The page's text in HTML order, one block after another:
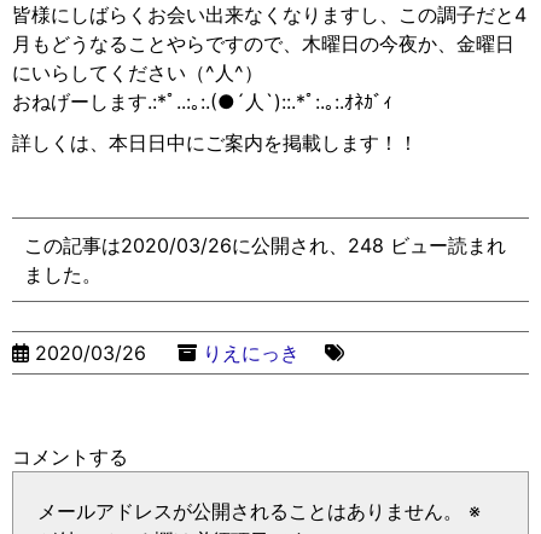
皆様にしばらくお会い出来なくなりますし、この調子だと4
月もどうなることやらですので、木曜日の今夜か、金曜日
にいらしてください（^人^）
おねげーします.:*ﾟ..:｡:.(●︎´人`)::.*ﾟ:.｡:.ｵﾈｶﾞｨ
詳しくは、本日日中にご案内を掲載します！！
この記事は2020/03/26に公開され、248 ビュー読まれ
ました。
2020/03/26 りえにっき
コメントする
メールアドレスが公開されることはありません。
※